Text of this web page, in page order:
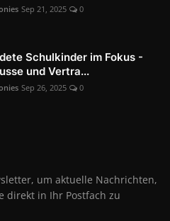
Sep 21, 2025 0
Schulkinder im Fokus -
und Vertra...
Sep 26, 2025 0
um aktuelle Nachrichten,
direkt in Ihr Postfach zu